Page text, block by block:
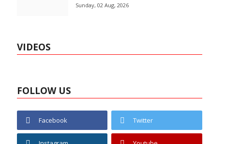
Sunday, 02 Aug, 2026
VIDEOS
FOLLOW US
Facebook Twitter